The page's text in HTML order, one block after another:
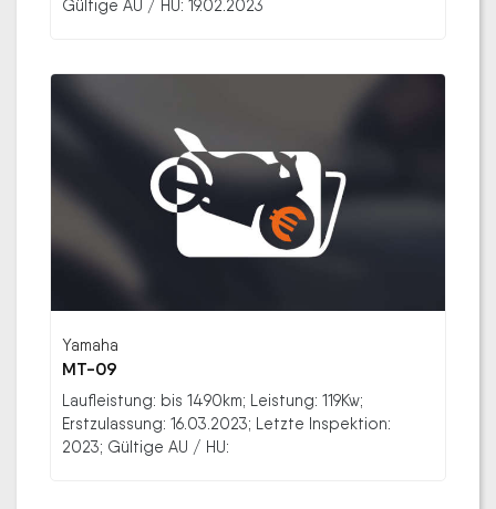
Gültige AU / HU: 19.02.2023
Yamaha
MT-09
Laufleistung: bis 1490km; Leistung: 119Kw;
Erstzulassung: 16.03.2023; Letzte Inspektion:
2023; Gültige AU / HU: